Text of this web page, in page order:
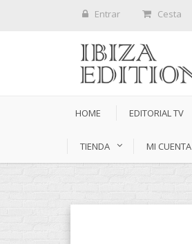
Entrar Cesta
HOME EDITORIAL TV
TIENDA MI CUENTA